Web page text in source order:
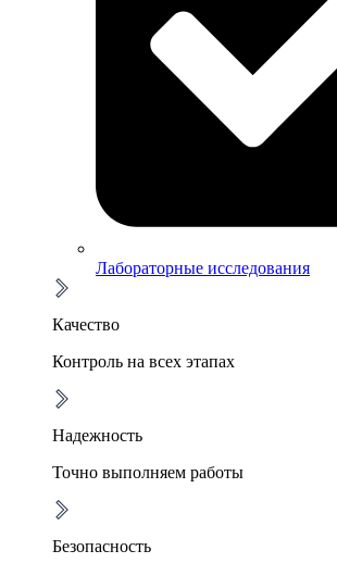
Лабораторные исследования
Качество
Контроль на всех этапах
Надежность
Точно выполняем работы
Безопасность